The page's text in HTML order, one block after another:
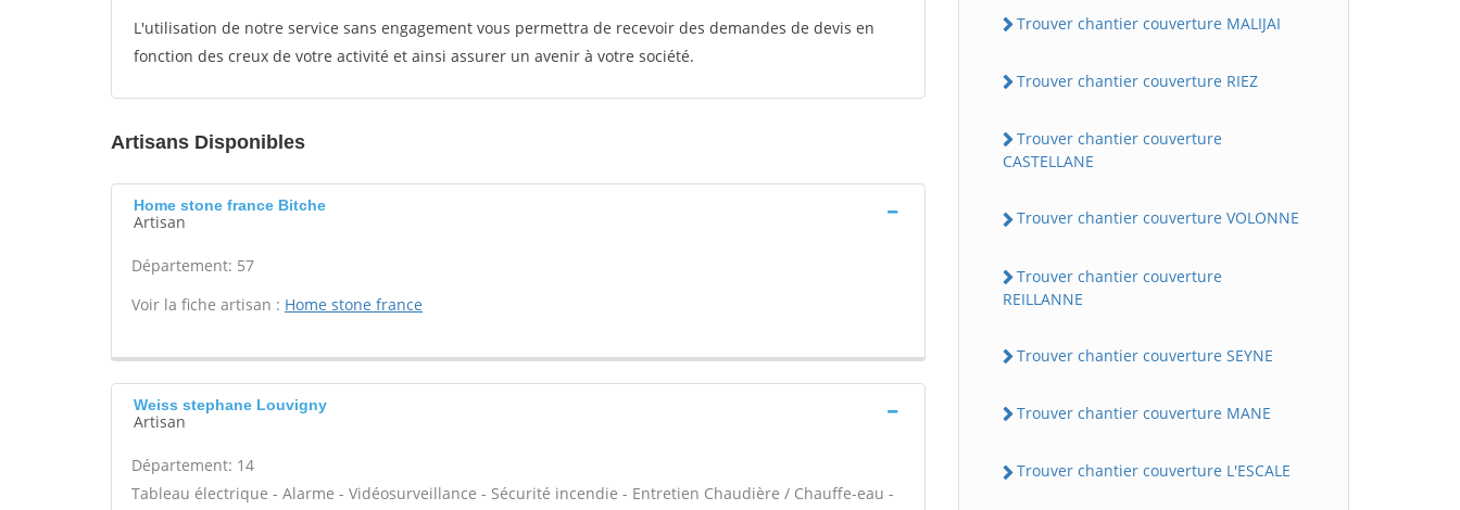
L'utilisation de notre service sans engagement vous permettra de recevoir des demandes de devis en
fonction des creux de votre activité et ainsi assurer un avenir à votre société.
Artisans Disponibles
Home stone france Bitche
Artisan
Département: 57
Voir la fiche artisan : Home stone france
Weiss stephane Louvigny
Artisan
Département: 14
Tableau électrique - Alarme - Vidéosurveillance - Sécurité incendie - Entretien Chaudière / Chauffe-eau -
Trouver chantier couverture MALIJAI
Trouver chantier couverture RIEZ
Trouver chantier couverture
CASTELLANE
Trouver chantier couverture VOLONNE
Trouver chantier couverture
REILLANNE
Trouver chantier couverture SEYNE
Trouver chantier couverture MANE
Trouver chantier couverture L'ESCALE